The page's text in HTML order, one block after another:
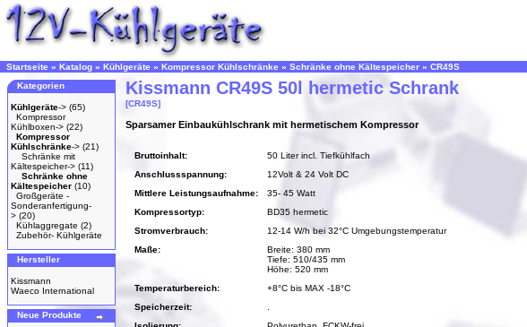
Startseite » Katalog » Kühlgeräte » Kompressor Kühlschränke » Schränke ohne Kältespeicher » CR49S
Kategorien
Kühlgeräte-> (65)
Kompressor
Kühlboxen-> (22)
Kompressor
Kühlschränke-> (21)
Schränke mit
Kältespeicher-> (11)
Schränke ohne
Kältespeicher (10)
Großgeräte -
Sonderanfertigung-
> (20)
Kühlaggregate (2)
Zubehör- Kühlgeräte
Hersteller
Kissmann
Waeco International
Neue Produkte
Kissmann CR49S 50l hermetic Schrank
[CR49S]
Sparsamer Einbaukühlschrank mit hermetischem Kompressor
Bruttoinhalt:
50 Liter incl. Tiefkühlfach
Anschlussspannung:
12Volt & 24 Volt DC
Mittlere Leistungsaufnahme:
35- 45 Watt
Kompressortyp:
BD35 hermetic
Stromverbrauch:
12-14 W/h bei 32°C Umgebungstemperatur
Maße:
Breite: 380 mm
Tiefe: 510/435 mm
Höhe: 520 mm
Temperaturbereich:
+8°C bis MAX -18°C
Speicherzeit: